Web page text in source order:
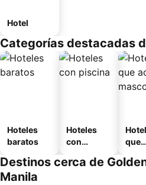
Hotel
Categorías destacadas
Hoteles
baratos
Hoteles
con
que
Destinos cerca de
Manila